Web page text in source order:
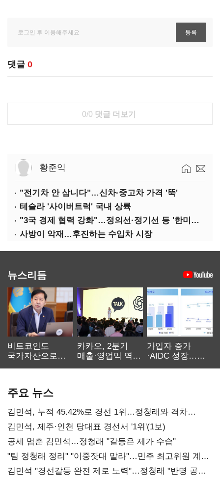
댓글 0
0/0 댓글 더보기
황준익
"전기차 안 삽니다"…신차·중고차 가격 '뚝'
테슬라 '사이버트럭' 국내 상륙
"3국 경제 협력 강화"…정의선·정기선 등 '한미일 경제대화' 참석
사방이 악재…후진하는 수입차 시장
뉴스리듬
비트코인도
국가자산으로…'
카카오, 2분기
매출·영업익 역대
가입자 증가
·AIDC 성장…
주요 뉴스
김민석, 누적 45.42%로 경선 1위…정청래와 격차
0.86%p(2보)
김민석, 제주·인천 당대표 경선서 '1위'(1보)
공세 멈춘 김민석…정청래 "갈등은 제가 수습"
"팀 정청래 정리" "이중잣대 말라"…민주 최고위원 계파
다툼 격화
김민석 "경선갈등 완전 제로 노력"…정청래 "반명 공세